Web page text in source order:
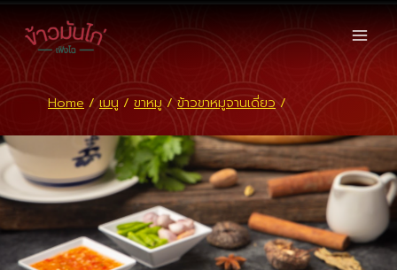
to
content
Home / เมนู / ขาหมู / ข้าวขาหมูจานเดี่ยว /